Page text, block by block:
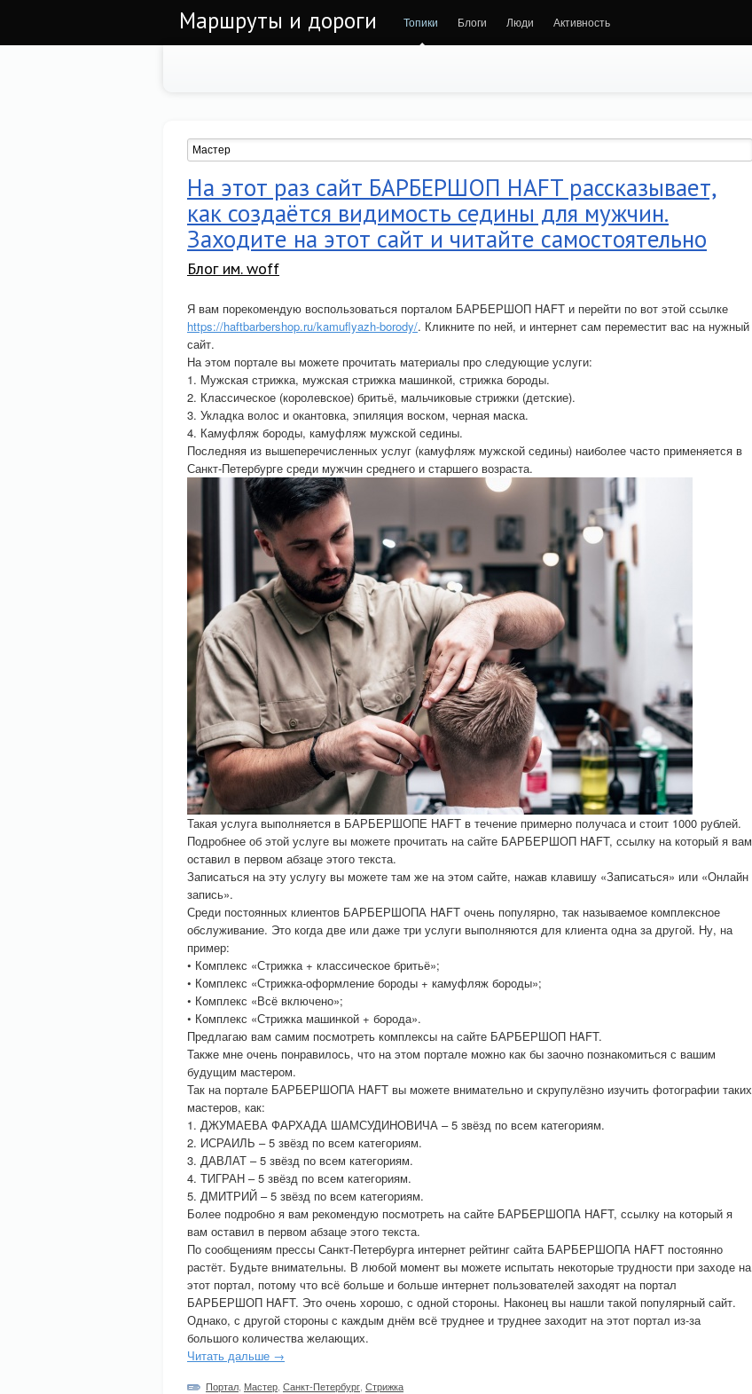
Маршруты и дороги Топики Блоги Люди Активность
На этот раз сайт БАРБЕРШОП HAFT рассказывает,
как создаётся видимость седины для мужчин.
Заходите на этот сайт и читайте самостоятельно
Блог им. woff
Я вам порекомендую воспользоваться порталом БАРБЕРШОП HAFT и перейти по вот этой ссылке
https://haftbarbershop.ru/kamuflyazh-borody/. Кликните по ней, и интернет сам переместит вас на нужный
сайт.
На этом портале вы можете прочитать материалы про следующие услуги:
1. Мужская стрижка, мужская стрижка машинкой, стрижка бороды.
2. Классическое (королевское) бритьё, мальчиковые стрижки (детские).
3. Укладка волос и окантовка, эпиляция воском, черная маска.
4. Камуфляж бороды, камуфляж мужской седины.
Последняя из вышеперечисленных услуг (камуфляж мужской седины) наиболее часто применяется в
Санкт-Петербурге среди мужчин среднего и старшего возраста.
Такая услуга выполняется в БАРБЕРШОПЕ HAFT в течение примерно получаса и стоит 1000 рублей.
Подробнее об этой услуге вы можете прочитать на сайте БАРБЕРШОП HAFT, ссылку на который я вам
оставил в первом абзаце этого текста.
Записаться на эту услугу вы можете там же на этом сайте, нажав клавишу «Записаться» или «Онлайн
запись».
Среди постоянных клиентов БАРБЕРШОПА HAFT очень популярно, так называемое комплексное
обслуживание. Это когда две или даже три услуги выполняются для клиента одна за другой. Ну, на
пример:
• Комплекс «Стрижка + классическое бритьё»;
• Комплекс «Стрижка-оформление бороды + камуфляж бороды»;
• Комплекс «Всё включено»;
• Комплекс «Стрижка машинкой + борода».
Предлагаю вам самим посмотреть комплексы на сайте БАРБЕРШОП HAFT.
Также мне очень понравилось, что на этом портале можно как бы заочно познакомиться с вашим
будущим мастером.
Так на портале БАРБЕРШОПА HAFT вы можете внимательно и скрупулёзно изучить фотографии таких
мастеров, как:
1. ДЖУМАЕВА ФАРХАДА ШАМСУДИНОВИЧА – 5 звёзд по всем категориям.
2. ИСРАИЛЬ – 5 звёзд по всем категориям.
3. ДАВЛАТ – 5 звёзд по всем категориям.
4. ТИГРАН – 5 звёзд по всем категориям.
5. ДМИТРИЙ – 5 звёзд по всем категориям.
Более подробно я вам рекомендую посмотреть на сайте БАРБЕРШОПА HAFT, ссылку на который я
вам оставил в первом абзаце этого текста.
По сообщениям прессы Санкт-Петербурга интернет рейтинг сайта БАРБЕРШОПА HAFT постоянно
растёт. Будьте внимательны. В любой момент вы можете испытать некоторые трудности при заходе на
этот портал, потому что всё больше и больше интернет пользователей заходят на портал
БАРБЕРШОП HAFT. Это очень хорошо, с одной стороны. Наконец вы нашли такой популярный сайт.
Однако, с другой стороны с каждым днём всё труднее и труднее заходит на этот портал из-за
большого количества желающих.
Читать дальше →
Портал Мастер Санкт-Петербург Стрижка